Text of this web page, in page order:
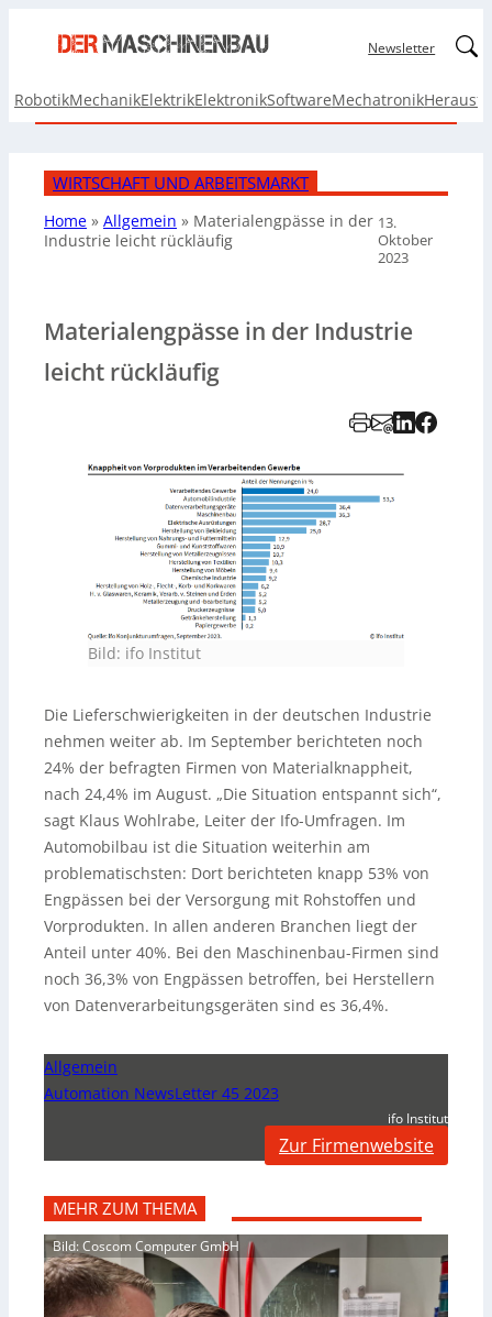
Newsletter
RobotikMechanikElektrikElektronikSoftwareMechatronik
WIRTSCHAFT UND ARBEITSMARKT
Home » Allgemein » Materialengpässe in der
Industrie leicht rückläufig
13.
Oktober
2023
Materialengpässe in der Industrie
leicht rückläufig
Bild: ifo Institut
Die Lieferschwierigkeiten in der deutschen Industrie
nehmen weiter ab. Im September berichteten noch
24% der befragten Firmen von Materialknappheit,
nach 24,4% im August. „Die Situation entspannt sich“,
sagt Klaus Wohlrabe, Leiter der Ifo-Umfragen. Im
Automobilbau ist die Situation weiterhin am
problematischsten: Dort berichteten knapp 53% von
Engpässen bei der Versorgung mit Rohstoffen und
Vorprodukten. In allen anderen Branchen liegt der
Anteil unter 40%. Bei den Maschinenbau-Firmen sind
noch 36,3% von Engpässen betroffen, bei Herstellern
von Datenverarbeitungsgeräten sind es 36,4%.
Allgemein
Automation NewsLetter 45 2023
ifo Institut
Zur Firmenwebsite
MEHR ZUM THEMA
Bild: Coscom Computer GmbH